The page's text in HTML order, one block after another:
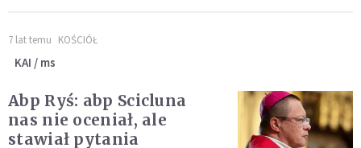
7 lat temu KOŚCIÓŁ
KAI / ms
Abp Ryś: abp Scicluna
nas nie oceniał, ale
stawiał pytania